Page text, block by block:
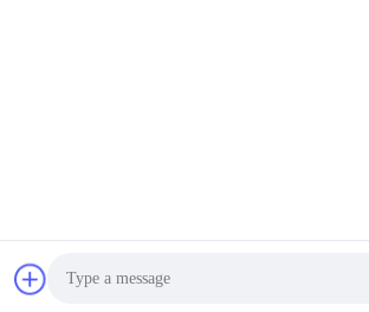
Guangzhou Xingchao Agriculture Machinery